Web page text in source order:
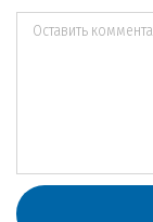
Оставить